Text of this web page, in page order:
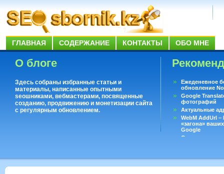
ГЛАВНАЯ СОДЕРЖАНИЕ КОНТАКТЫ ОБО МНЕ
О блоге
Здесь собраны избранные статьи и
материалы, написанные опытными
seoшниками, вебмастерами, посвященные
созданию, продвижению и монетизации сайта
с регулярным обновлением.
Ежеденевное
обновление
Google
фотографий
Актуальные
WebM AddUrl
«загона»
Google
Существует